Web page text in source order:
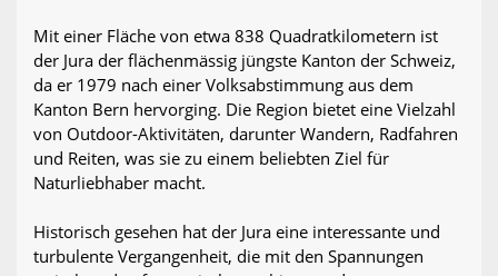
Mit einer Fläche von etwa 838 Quadratkilometern ist
der Jura der flächenmässig jüngste Kanton der Schweiz,
da er 1979 nach einer Volksabstimmung aus dem
Kanton Bern hervorging. Die Region bietet eine Vielzahl
von Outdoor-Aktivitäten, darunter Wandern, Radfahren
und Reiten, was sie zu einem beliebten Ziel für
Naturliebhaber macht.
Historisch gesehen hat der Jura eine interessante und
turbulente Vergangenheit, die mit den Spannungen